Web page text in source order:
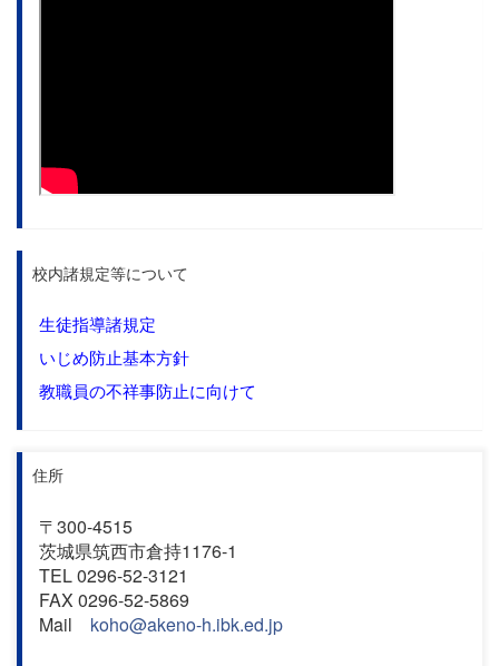
校内諸規定等について
生徒指導諸規定
いじめ防止基本方針
教職員の不祥事防止に向けて
住所
〒300-4515
茨城県筑西市倉持1176-1
TEL 0296-52-3121
FAX 0296-52-5869
Mail koho@akeno-h.ibk.ed.jp